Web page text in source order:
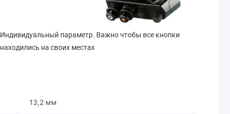
Индивидуальный параметр. Важно чтобы все кнопки
находились на своих местах
13,2 мм